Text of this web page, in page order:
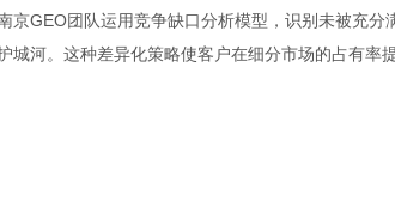
京GEO团队运用竞争缺口分析模型，识别未被充分
城河。这种差异化策略使客户在细分市场的占有率